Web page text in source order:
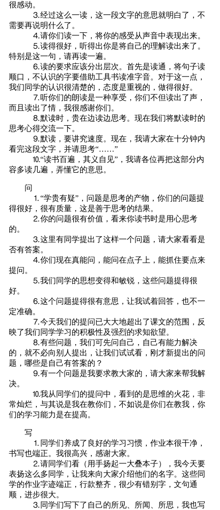
很感动。
⒊经过这么一读，这一段文字的意思就明白了，不
需要再说明什么了。
⒋请你们读一下，将你的感受从声音中表现出来。
⒌读得很好，听得出你是将自己的理解读出来了。
特别是这一句，请再读一遍。
⒍读的要求应该分出层次。首先是读通，将句子读
顺口，不认识的字要借助工具书读准字音。对于这一点，
我们同学的认识很清楚的，态度是重视的，做得很好。
⒎听你们的朗读是一种享受，你们不但读出了声，
而且读出了情，我很感谢你们。
⒏默读时，贵在边读边思考。现在我们将默读时的
思考心得交流一下。
⒐默读，要讲究速度。现在，我请大家在十分钟内
看完这段文字，并请思考“……”
⒑“读书百遍，其义自见”，我请各位再把这部分内
容多读几遍，弄懂它的意思。
问
⒈“学贵有疑”，问题是思考的产物，你们的问题提
得很好，很有质量，这是善于思考的结果。
⒉你的问题很有价值，看来你读书时是用心思考
的。
⒊这里有同学提出了这样一个问题，请大家看看是
否有答案。
⒋你们现在真能问，能问在点子上，能抓住要点来
提问。
⒌我们同学的思想变得和敏锐，这些问题提得很
好。
⒍这个问题提得很有意思，让我试着回答，也不一
定准确。
⒎今天我们的提问已大大地超出了课文的范围，反
映了我们同学学习的积极性及强烈的求知欲望。
⒏有些问题，我们可先问自己，自己有能力解决
的，就不必向别人提出，让我们试试看，刚才新提出的问
题，哪些是自己有答案的？
⒐有一个问题是我要求教大家的，请大家来帮我解
决。
⒑我从同学们的提问中，看到的是思维的火花，非
常灿烂，与其说是我在教你们，不如说是你们在教我，你
们的学习能力是在提高。
写
⒈同学们养成了良好的学习习惯，作业本很干净，
书写也端正。我很高兴，感谢大家。
⒉请同学们看（用手扬起一大叠本子），我今天要
表扬这么多同学，让我来向大家介绍他们的名字。这些同
学的作业字迹端正，行款整齐，很少有错别字，文句通
顺，进步很大。
⒊同学们写下了自己的所见、所闻、所思，我也写